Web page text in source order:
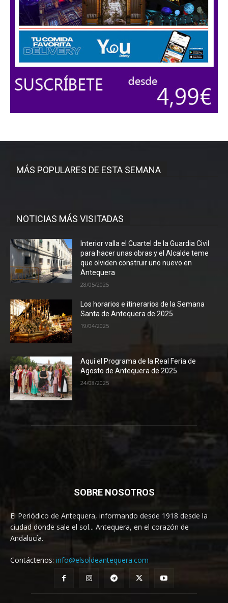
MÁS POPULARES DE ESTA SEMANA
NOTICIAS MÁS VISITADAS
Interior valla el Cuartel de la Guardia Civil
para hacer unas obras y el Alcalde teme
que olviden construir uno nuevo en
Antequera
28/05/2025
Los horarios e itinerarios de la Semana
Santa de Antequera de 2025
19/04/2025
Aquí el Programa de la Real Feria de
Agosto de Antequera de 2025
24/08/2025
SOBRE NOSOTROS
El Periódico de Antequera, informando desde 1918 desde la
ciudad donde sale el sol... Antequera, en el corazón de
Andalucía.
Contáctenos: info@elsoldeantequera.com